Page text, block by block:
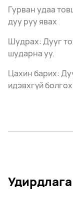
Гурван удаа
дуу руу явах
Шудрах: Дууг
шударна уу.
Цахин барих:
идэвхгүй
Удирдлага